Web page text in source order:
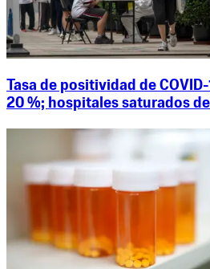
Tasa de positividad de
20 %; hospitales saturados